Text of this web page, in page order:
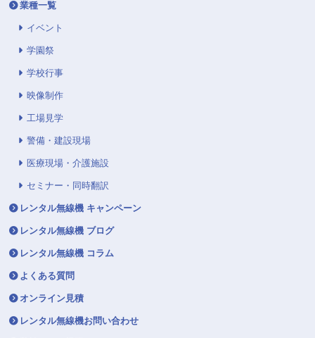
業種一覧
イベント
学園祭
学校行事
映像制作
工場見学
警備・建設現場
医療現場・介護施設
セミナー・同時翻訳
レンタル無線機 キャンペーン
レンタル無線機 ブログ
レンタル無線機 コラム
よくある質問
オンライン見積
レンタル無線機お問い合わせ